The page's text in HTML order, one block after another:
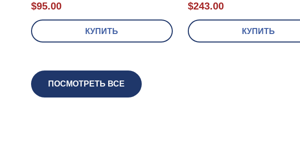
$95.00
КУПИТЬ
$243.00
КУПИТЬ
ПОСМОТРЕТЬ ВСЕ